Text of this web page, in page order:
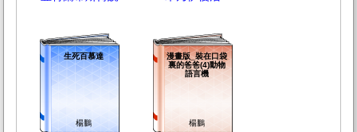
生死百慕達
楊鵬
漫畫版_裝在口袋
裏的爸爸(4)動物
語言機
楊鵬